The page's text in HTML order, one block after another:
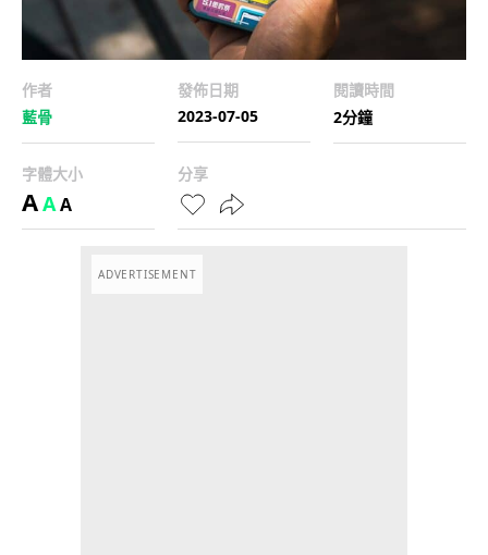
作者
藍骨
發佈日期
2023-07-05
閱讀時間
2分鐘
字體大小
AAA
分享
ADVERTISEMENT